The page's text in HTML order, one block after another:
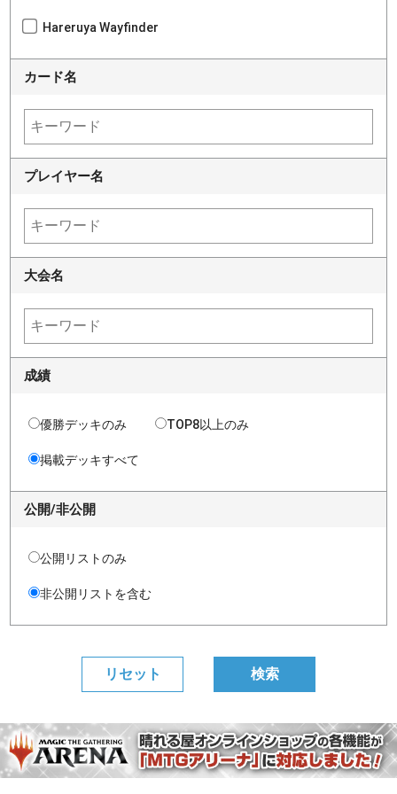
Hareruya Wayfinder
カード名
プレイヤー名
大会名
成績
優勝デッキのみ TOP8以上のみ
掲載デッキすべて
公開/非公開
公開リストのみ
非公開リストを含む